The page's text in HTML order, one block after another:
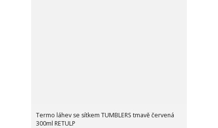
Termo láhev se sítkem TUMBLERS tmavě červená
300ml RETULP